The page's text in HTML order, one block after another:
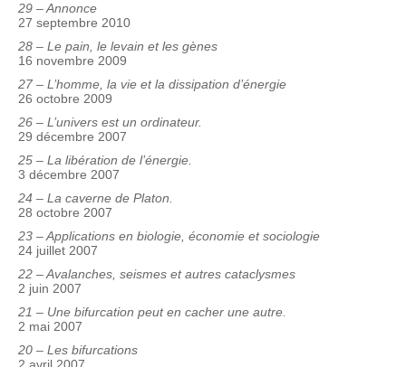
29 – Annonce
27 septembre 2010
28 – Le pain, le levain et les gènes
16 novembre 2009
27 – L’homme, la vie et la dissipation d’énergie
26 octobre 2009
26 – L’univers est un ordinateur.
29 décembre 2007
25 – La libération de l’énergie.
3 décembre 2007
24 – La caverne de Platon.
28 octobre 2007
23 – Applications en biologie, économie et sociologie
24 juillet 2007
22 – Avalanches, seismes et autres cataclysmes
2 juin 2007
21 – Une bifurcation peut en cacher une autre.
2 mai 2007
20 – Les bifurcations